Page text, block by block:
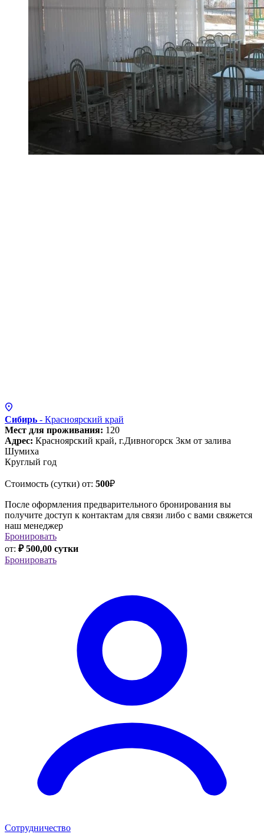
Сибирь - Красноярский край
Мест для проживания: 120
Адрес: Красноярский край, г.Дивногорск 3км от залива
Шумиха
Круглый год
Стоимость (сутки) от: 500₽
После оформления предварительного бронирования вы
получите доступ к контактам для связи либо с вами свяжется
наш менеджер
Бронировать
от: ₽ 500,00 сутки
Бронировать
Сотрудничество